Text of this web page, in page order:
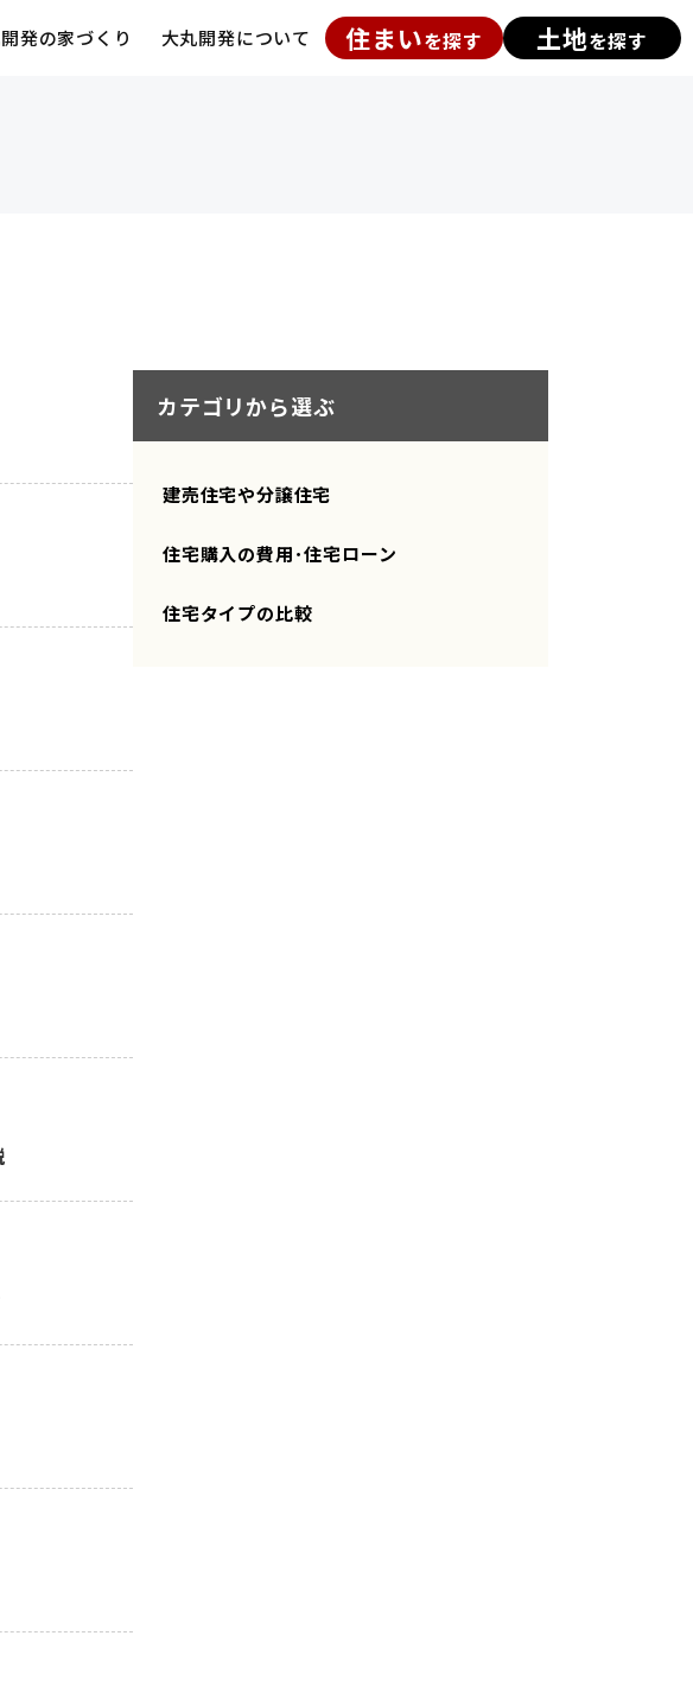
発の家づくり 大丸開発について 住まいを探す 土地を探す
カテゴリから選ぶ
建売住宅や分譲住宅
住宅購入の費用･住宅ローン
住宅タイプの比較